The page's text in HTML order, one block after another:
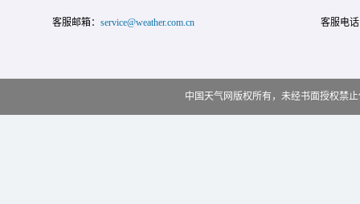
客服邮箱： service@weather.com.cn 客服电
中国天气网版权所有，未经书面授权